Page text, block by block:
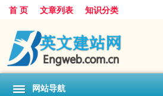
首 页 文章列表 知识分类
网站导航